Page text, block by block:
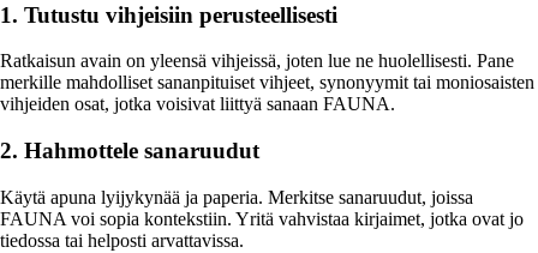
1. Tutustu vihjeisiin perusteellisesti
Ratkaisun avain on yleensä vihjeissä, joten lue ne huolellisesti. Pane
merkille mahdolliset sananpituiset vihjeet, synonyymit tai moniosaisten
vihjeiden osat, jotka voisivat liittyä sanaan FAUNA.
2. Hahmottele sanaruudut
Käytä apuna lyijykynää ja paperia. Merkitse sanaruudut, joissa
FAUNA voi sopia kontekstiin. Yritä vahvistaa kirjaimet, jotka ovat jo
tiedossa tai helposti arvattavissa.